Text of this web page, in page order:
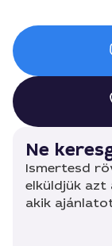
Ne
Ismertesd
elküldjük azt
akik